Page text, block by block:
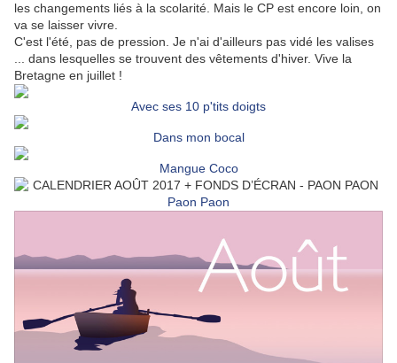
les changements liés à la scolarité. Mais le CP est encore loin, on
va se laisser vivre.
C'est l'été, pas de pression. Je n'ai d'ailleurs pas vidé les valises
... dans lesquelles se trouvent des vêtements d'hiver. Vive la
Bretagne en juillet !
Avec ses 10 p'tits doigts
Dans mon bocal
Mangue Coco
Paon Paon